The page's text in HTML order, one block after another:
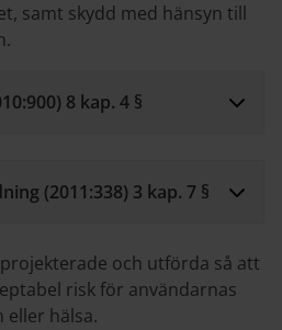
samt skydd med hänsyn till
8 kap. 4 §
(2011:338) 3 kap. 7 §
och utförda så att
risk för användarnas
eller hälsa.